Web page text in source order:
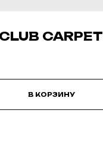
CARPET
В КОРЗИНУ